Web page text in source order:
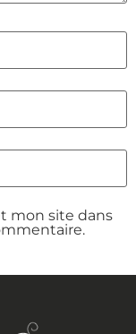
mon site dans